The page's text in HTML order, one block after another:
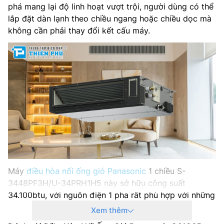
Nơi sản xuất: Malaysia
Năm sản xuất: –
phá mang lại độ linh hoạt vượt trội, người dùng có thể
lắp đặt dàn lạnh theo chiều ngang hoặc chiều dọc mà
không cần phải thay đổi kết cấu máy.
Máy điều hòa nối ống gió Panasonic 1 chiều S-
3448PF3H/U-34PRH1H5 này sở hữu công suất
34.100btu, với nguồn điện 1 pha rất phù hợp với những
không gian phòng có diện tích dưới 50m2 như phòng
khách, phòng làm việc hay nhà hàng…
Xem thêm